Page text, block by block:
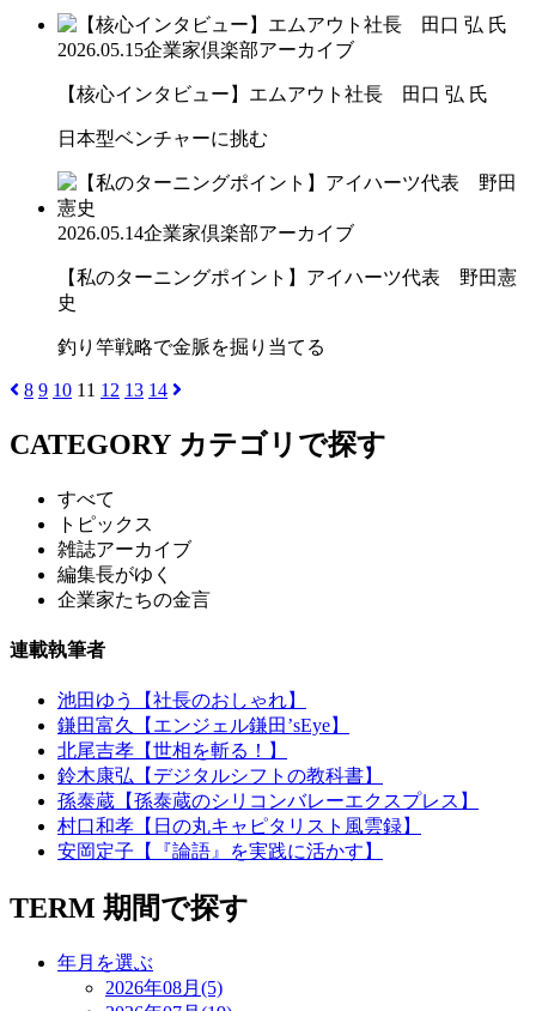
2026.05.15企業家倶楽部アーカイブ
【核心インタビュー】エムアウト社長 田口 弘 氏
日本型ベンチャーに挑む
2026.05.14企業家倶楽部アーカイブ
【私のターニングポイント】アイハーツ代表 野田憲
史
釣り竿戦略で金脈を掘り当てる
8 9 10 11 12 13 14
CATEGORY カテゴリで探す
すべて
トピックス
雑誌アーカイブ
編集長がゆく
企業家たちの金言
連載執筆者
池田ゆう【社長のおしゃれ】
鎌田富久【エンジェル鎌田’sEye】
北尾吉孝【世相を斬る！】
鈴木康弘【デジタルシフトの教科書】
孫泰蔵【孫泰蔵のシリコンバレーエクスプレス】
村口和孝【日の丸キャピタリスト風雲録】
安岡定子【『論語』を実践に活かす】
TERM 期間で探す
年月を選ぶ
2026年08月(5)